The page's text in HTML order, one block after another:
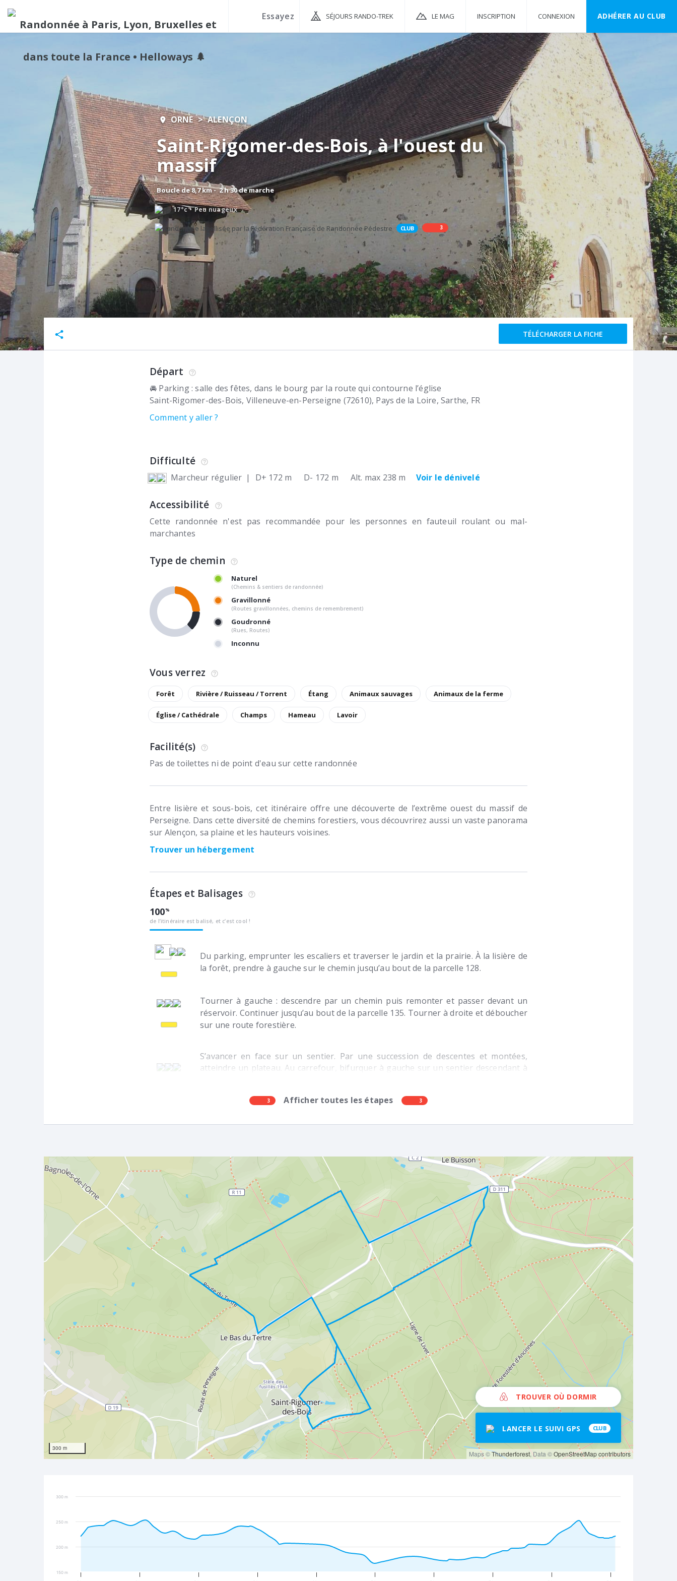
SÉJOURS RANDO-TREK LE MAG INSCRIPTION CONNEXION ADHÉRER AU CLUB
ORNE ALENÇON
Saint-Rigomer-des-Bois, à l'ouest du
massif
Boucle de 8,7 km - 2 h 30 de marche
17°c Peu nuageux
CLUB 3
TÉLÉCHARGER LA FICHE
Départ
🚘 Parking : salle des fêtes, dans le bourg par la route qui contourne l’église
Saint-Rigomer-des-Bois Villeneuve-en-Perseigne (72610) Pays de la Loire, Sarthe FR
Comment y aller ?
Difficulté
Marcheur régulier | D+ 172 m D- 172 m Alt. max 238 m Voir le dénivelé
Accessibilité
Cette randonnée n'est pas recommandée pour les personnes en fauteuil roulant ou mal-
marchantes
Type de chemin
Naturel
(Chemins & sentiers de randonnée)
Gravillonné
(Routes gravillonnées, chemins de remembrement)
Goudronné
(Rues, Routes)
Inconnu
Vous verrez
Forêt Rivière / Ruisseau / Torrent Étang Animaux sauvages Animaux de la ferme
Église / Cathédrale Champs Hameau Lavoir
Facilité(s)
Pas de toilettes ni de point d'eau sur cette randonnée
Entre lisière et sous-bois, cet itinéraire offre une découverte de l’extrême ouest du massif de
Perseigne. Dans cette diversité de chemins forestiers, vous découvrirez aussi un vaste panorama
sur Alençon, sa plaine et les hauteurs voisines.
Trouver un hébergement
Étapes et Balisages
100
de l’itinéraire est balisé, et c’est cool !
Du parking, emprunter les escaliers et traverser le jardin et la prairie. À la lisière de
la forêt, prendre à gauche sur le chemin jusqu’au bout de la parcelle 128.
Tourner à gauche : descendre par un chemin puis remonter et passer devant un
réservoir. Continuer jusqu’au bout de la parcelle 135. Tourner à droite et déboucher
sur une route forestière.
3 Afficher toutes les étapes 3
S’avancer en face sur un sentier. Par une succession de descentes et montées,
atteindre un plateau. Au carrefour, bifurquer à gauche sur un sentier descendant à
300 m
Maps ©Thunderforest, Data ©OpenStreetMap contributors
TROUVER OÙ DORMIR
LANCER LE SUIVI GPS CLUB
150 m
200 m
250 m
300 m